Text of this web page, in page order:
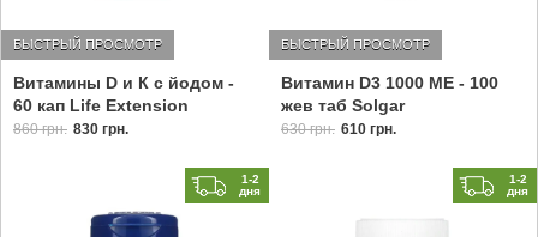
Витамины D и К с йодом -
60 кап Life Extension
БЫСТРЫЙ ПРОСМОТР
860 грн. 830 грн.
Витамин D3 1000 МЕ - 100
жев таб Solgar
БЫСТРЫЙ ПРОСМОТР
630 грн. 610 грн.
1-2
дня
1-2
дня